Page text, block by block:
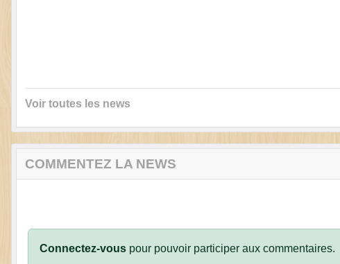
Voir toutes les news
COMMENTEZ LA NEWS
Connectez-vous pour pouvoir participer aux commentaires.